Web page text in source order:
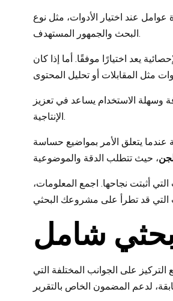
عند اختيار الأدوات، مثل نوع
البحث والجمهور المستهدف.
يعد اختيارًا موفقًا. أما إذا كان
وسهلة الاستخدام يساعد في تعزيز
الإنتاجية.
عندما يتعلق الأمر بمواضيع حساسة
أثبتت نجاحها. اجمع المعلومات،
شامل
على الجوانب المختلفة التي